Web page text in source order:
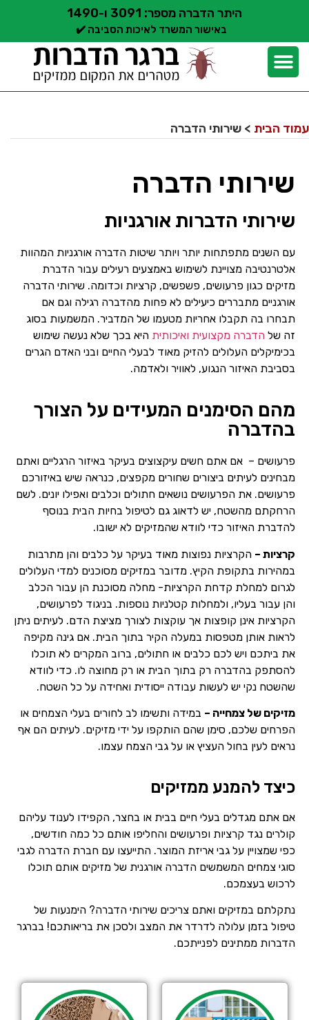
היתר הדברה מספר: 3091 ו-1490
באישור המשרד לאיכות הסביבה ✔️
עמוד הבית > שירותי הדברה
שירותי הדברה
שירותי הדברות אורגניות
עם השנים מתפתחות יותר ויותר שיטות הדברה אורגניות המהוות
אלטרנטיבה מצויינת לשימוש באמצעים רעילים עבור הדברת
מזיקים כגון פרעושים, פשפשים, קרציות וכדומה. שירותי הדברה
אורגניים מתבררים כיעילים לא פחות מהדברה רגילה וגם אם
תבחרו בה תקבלו אחריות מטעמו של המדביר. המשמעות בסוג
זה של הדברה מקצועית ואיכותית היא בכך שלא נעשה שימוש
בכימיקלים העלולים להזיק מאוד לבעלי החיים ובני האדם הגרים
בסביבת האיזור הנגוע, לאוויר ולאדמה.
מהם הסימנים המעידים על הצורך
בהדברה
פרעושים – אם אתם חשים עיקצוצים בעיקר באיזור הרגליים ואתם
מבחינים לעיתים ביצורים שחורים מקפצים, כנראה שיש באיזורכם
פרעושים. את הפרעושים נושאים חתולים וכלבים ואפילו יונים. לשם
הרחקתם מהשטח, יש לדאוג גם לטיפול בחיות הבית בנוסף
להדברת האיזור כדי לוודא שהמזיקים לא ישובו.
קרציות – הקרציות נפוצות מאוד בעיקר על כלבים והן מתרבות
במהירות בתקופת הקיץ. מדובר במזיקים מסוכנים למדי העלולים
לגרום למחלת קדחת הקרציות- מחלה מסוכנת הן עבור הכלב
והן עבור בעליו, ולמחלות קטלניות נוספות. בניגוד לפרעושים,
הקרציות אינן קופצות אך עוקצות לצורך מציצת הדם. לעיתים ניתן
לראות אותן מטפסות במעלה הקיר בתוך הבית. אם גינה מקיפה
את ביתכם ויש לכם כלבים או חתולים, ברוב המקרים לא תוכלו
להסתפק בהדברה רק בתוך הבית או רק מחוצה לו. כדי לוודא
שהשטח נקי יש לעשות עבודה ייסודית ואחידה על כל השטח.
מזיקים של צמחייה – במידה ותשימו לב לחורים בעלי הצמחים או
הפרחים שלכם, סימן שהם הותקפו על ידי מזיקים. לעיתים הם אף
נראים לעין בחול העציץ או על גבי הצמח עצמו.
כיצד להמנע ממזיקים
אם אתם מגדלים בעלי חיים בבית או בחצר, הקפידו לענוד עליהם
קולרים נגד קרציות ופרעושים והחליפו אותם כל כמה חודשים,
כפי שמצויין על גבי אריזת המוצר. התייעצו עם חברת הדברה לגבי
סוגי צמחים המשמשים הדברה אורגנית של מזיקים אותם תוכלו
לרכוש בעצמכם.
נתקלתם במזיקים ואתם צריכים שירותי הדברה? הימנעות של
טיפול בזמן עלולה לדרדר את המצב ולסכן את בריאותכם! בברגר
הדברות ממתינים לפנייתכם.